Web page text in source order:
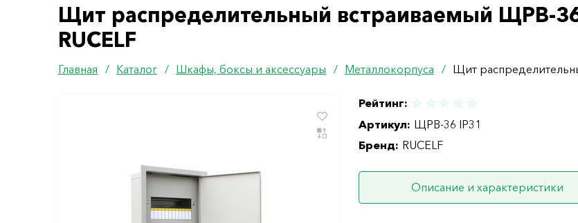
Щит распределительный встраиваемый ЩРВ-
RUCELF
Главная / Каталог / Шкафы, боксы и аксессуары / Металлокорпуса / Щит
Рейтинг:
Артикул: ЩРВ-36 IP31
Бренд: RUCELF
Описание и характеристики